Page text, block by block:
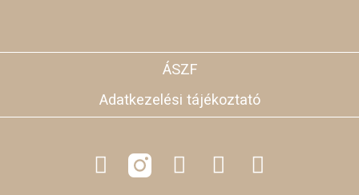
ÁSZF
Adatkezelési tájékoztató
F L Y T